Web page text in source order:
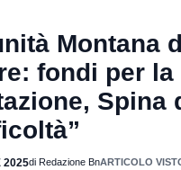
Montana
fondi per la
Spina
2025di Redazione BnARTICOLO